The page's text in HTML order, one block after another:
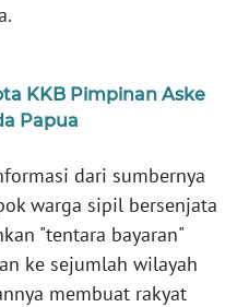
KKB Pimpinan Aske
Papua
dari sumbernya
warga sipil bersenjata
"tentara bayaran"
ke sejumlah wilayah
membuat rakyat